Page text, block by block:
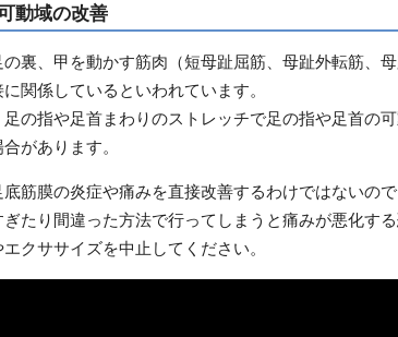
動域の改善
の裏、甲を動かす筋肉（短母趾屈筋、母趾外転筋、
関係しているといわれています。
足の指や足首まわりのストレッチで足の指や足首の
があります。
底筋膜の炎症や痛みを直接改善するわけではないの
ぎたり間違った方法で行ってしまうと痛みが悪化す
エクササイズを中止してください。